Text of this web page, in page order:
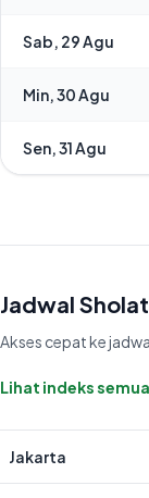
Sab, 29 Agu
Min, 30 Agu
Sen, 31 Agu
Jadwal
Akses cepat ke
Lihat indeks
Jakarta